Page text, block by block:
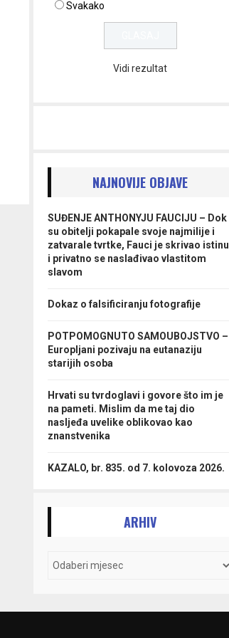
Svakako
Vidi rezultat
NAJNOVIJE OBJAVE
SUĐENJE ANTHONYJU FAUCIJU – Dok
su obitelji pokapale svoje najmilije i
zatvarale tvrtke, Fauci je skrivao istinu
i privatno se naslađivao vlastitom
slavom
Dokaz o falsificiranju fotografije
POTPOMOGNUTO SAMOUBOJSTVO –
Europljani pozivaju na eutanaziju
starijih osoba
Hrvati su tvrdoglavi i govore što im je
na pameti. Mislim da me taj dio
nasljeđa uvelike oblikovao kao
znanstvenika
KAZALO, br. 835. od 7. kolovoza 2026.
ARHIV